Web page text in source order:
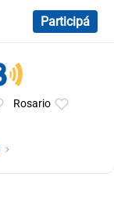
Participá
Rosario